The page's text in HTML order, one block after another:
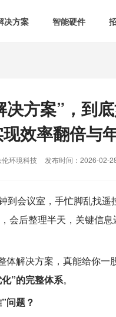
决方案
 空气监测方案
智能硬件
 空气&能耗监测
 消防安防
 多媒体&信息化
方案”，到
效率翻倍与
环境科技 发布时间：2026-02-
到会议室，手忙脚乱找
会后整理半天，关键信
体解决方案，真能给你
”的完整体系。
问题？